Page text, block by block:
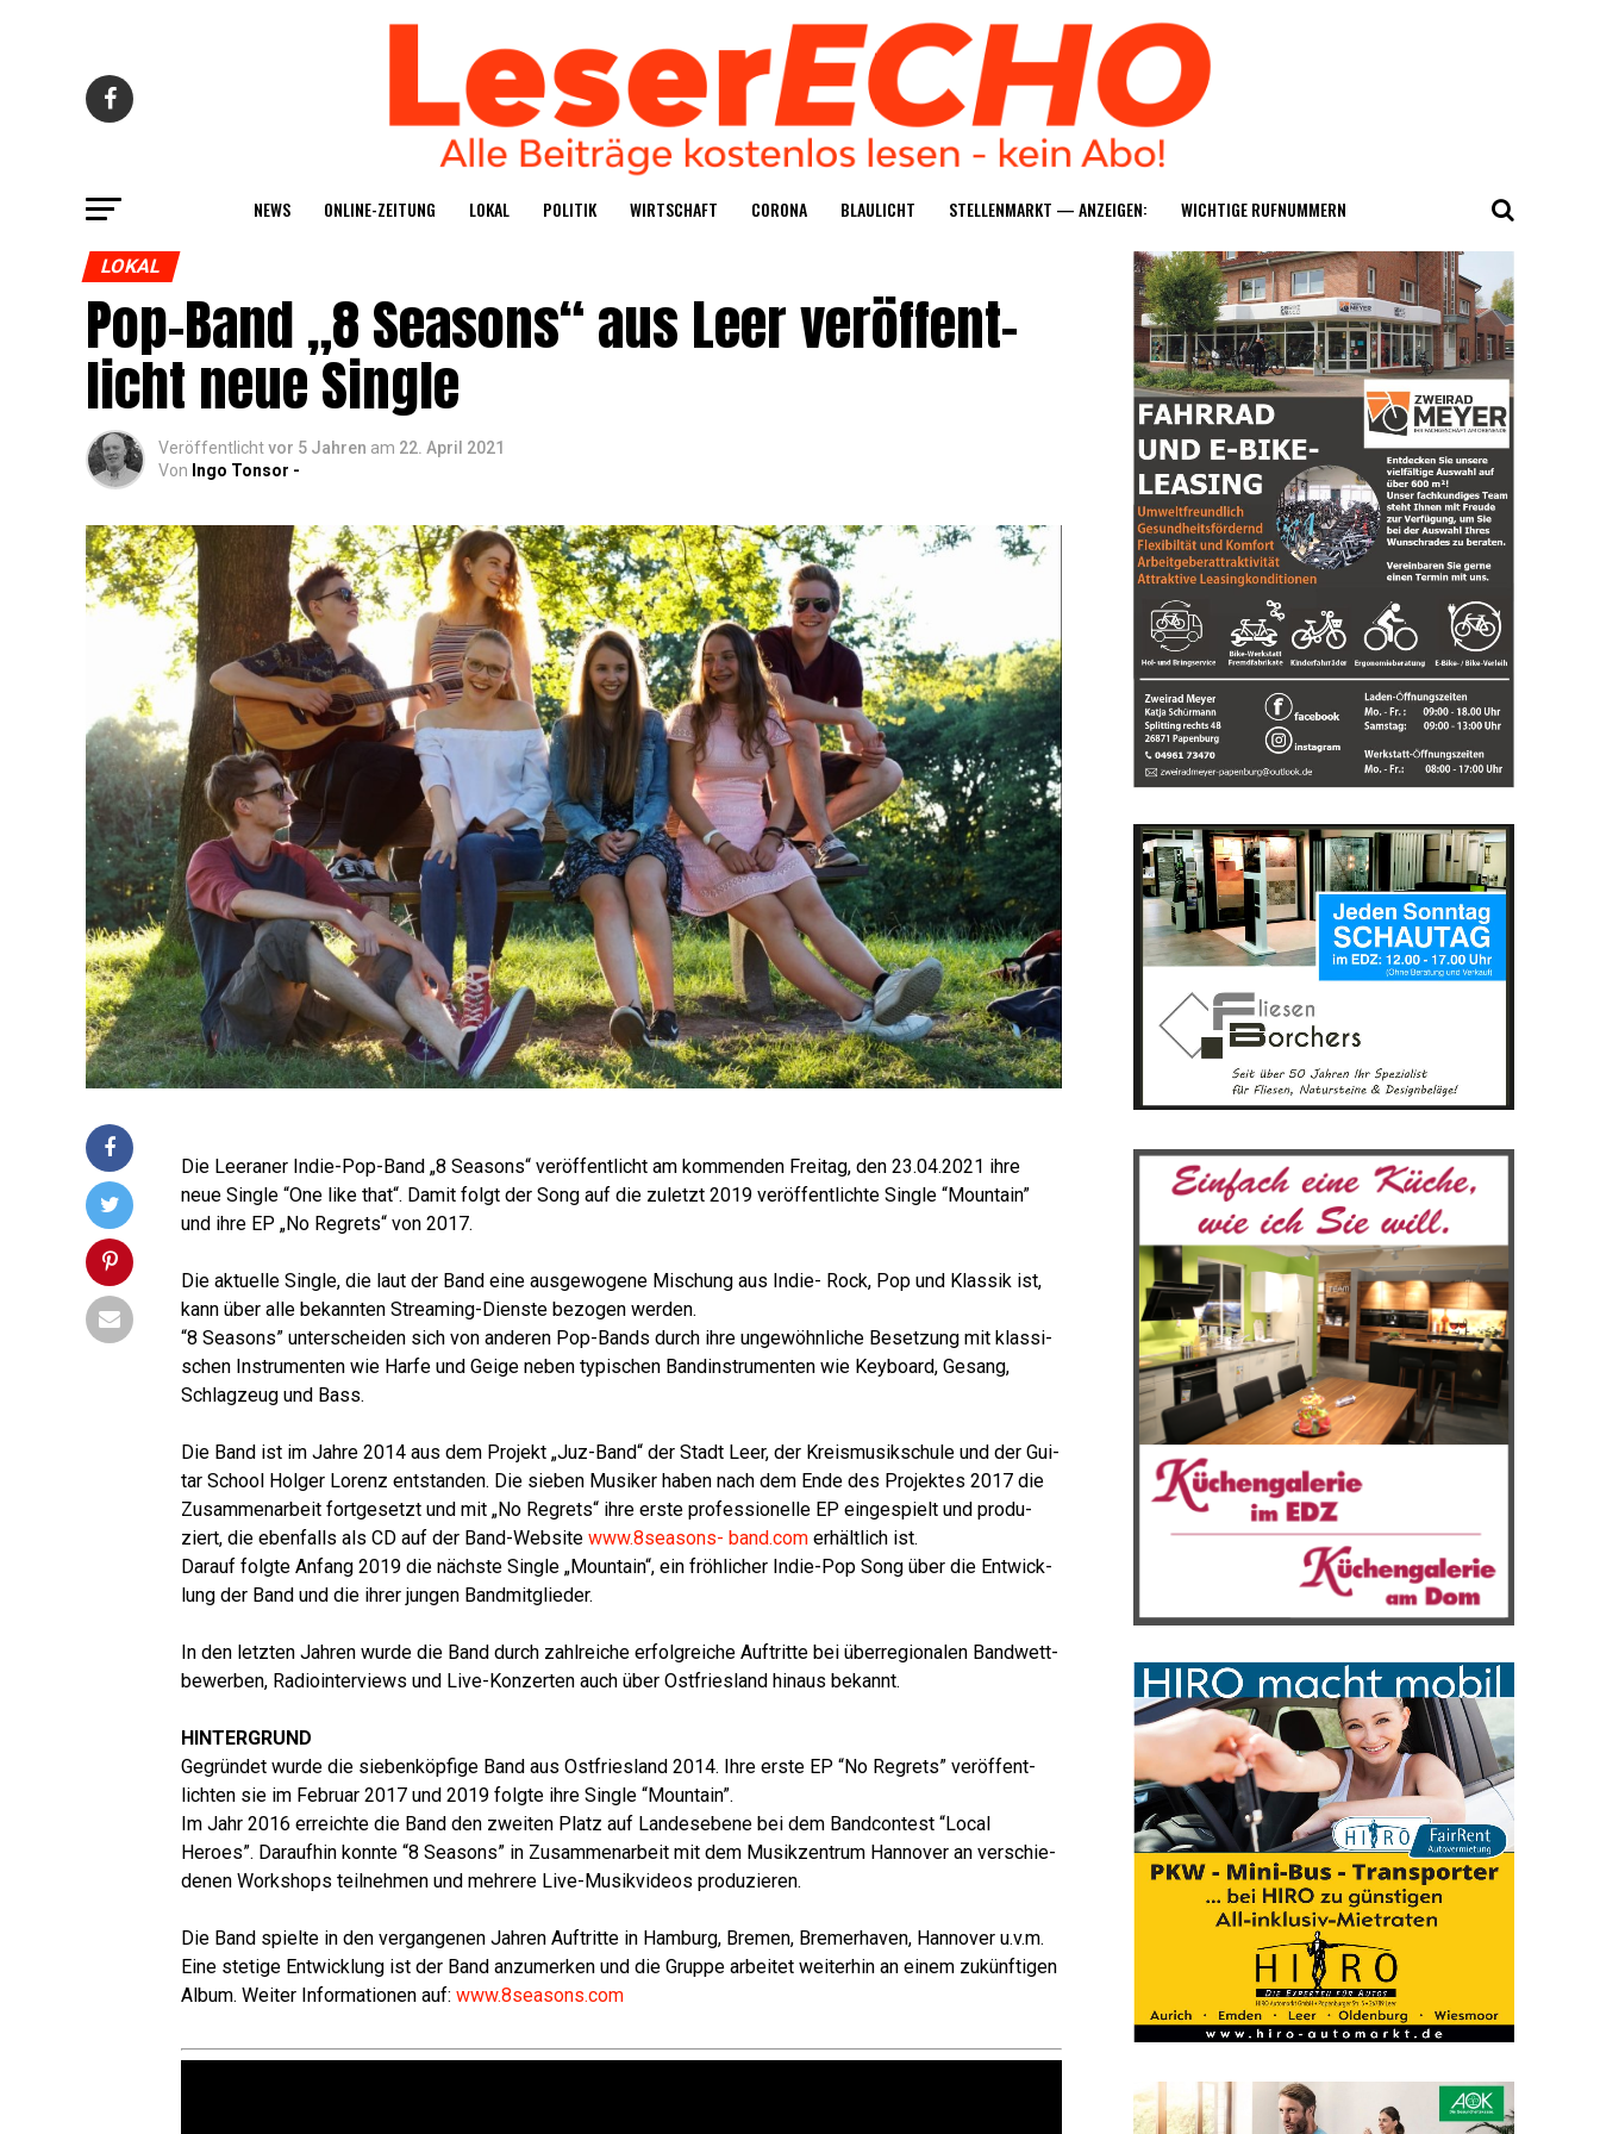
NEWS ONLINE-ZEI­TUNG LOKAL POLI­TIK WIRT­SCHAFT CORO­NA BLAU­LICHT STEL­LEN­MARKT — ANZEIGEN: WICH­TI­GE RUFNUMMERN
LOKAL
Pop-Band „8 Sea­sons“ aus Leer ver­öf­fent­
licht neue Single
Veröffentlichtvor 5 Jahren am 22. April 2021
Von Ingo Tonsor -
Die Leera­ner Indie-Pop-Band „8 Sea­sons“ ver­öf­fent­licht am kom­men­den Frei­tag, den 23.04.2021 ihre
neue Sin­gle “One like that“. Damit folgt der Song auf die zuletzt 2019 ver­öf­fent­lich­te Sin­gle “Moun­tain”
und ihre EP „No Reg­rets“ von 2017.
Die aktu­el­le Sin­gle, die laut der Band eine aus­ge­wo­ge­ne Mischung aus Indie- Rock, Pop und Klas­sik ist,
kann über alle bekann­ten Strea­ming-Diens­te bezo­gen werden.
“8 Sea­sons” unter­schei­den sich von ande­ren Pop-Bands durch ihre unge­wöhn­li­che Beset­zung mit klas­si­
schen Instru­men­ten wie Har­fe und Gei­ge neben typi­schen Band­in­stru­men­ten wie Key­board, Gesang,
Schlag­zeug und Bass.
Die Band ist im Jah­re 2014 aus dem Pro­jekt „Juz-Band“ der Stadt Leer, der Kreis­mu­sik­schu­le und der Gui­
tar School Hol­ger Lorenz ent­stan­den. Die sie­ben Musi­ker haben nach dem Ende des Pro­jek­tes 2017 die
Zusam­men­ar­beit fort­ge­setzt und mit „No Reg­rets“ ihre ers­te pro­fes­sio­nel­le EP ein­ge­spielt und pro­du­
ziert, die eben­falls als CD auf der Band-Web­site www.8seasons- band.com erhält­lich ist.
Dar­auf folg­te Anfang 2019 die nächs­te Sin­gle „Moun­tain“, ein fröh­li­cher Indie-Pop Song über die Ent­wick­
lung der Band und die ihrer jun­gen Bandmitglieder.
In den letz­ten Jah­ren wur­de die Band durch zahl­rei­che erfolg­rei­che Auf­trit­te bei über­re­gio­na­len Band­wett­
be­wer­ben, Radio­in­ter­views und Live-Kon­zer­ten auch über Ost­fries­land hin­aus bekannt.
HINTERGRUND
Gegrün­det wur­de die sie­ben­köp­fi­ge Band aus Ost­fries­land 2014. Ihre ers­te EP “No Reg­rets” ver­öf­fent­
lich­ten sie im Febru­ar 2017 und 2019 folg­te ihre Sin­gle “Moun­tain”.
Im Jahr 2016 erreich­te die Band den zwei­ten Platz auf Lan­des­ebe­ne bei dem Band­con­test “Local
Heroes”. Dar­auf­hin konn­te “8 Sea­sons” in Zusam­men­ar­beit mit dem Musik­zen­trum Han­no­ver an ver­schie­
de­nen Work­shops teil­neh­men und meh­re­re Live-Musik­vi­de­os produzieren.
Die Band spiel­te in den ver­gan­ge­nen Jah­ren Auf­trit­te in Ham­burg, Bre­men, Bre­mer­ha­ven, Han­no­ver u.v.m.
Eine ste­ti­ge Ent­wick­lung ist der Band anzu­mer­ken und die Grup­pe arbei­tet wei­ter­hin an einem zukünf­ti­gen
Album. Wei­ter Infor­ma­tio­nen auf: www.8seasons.com